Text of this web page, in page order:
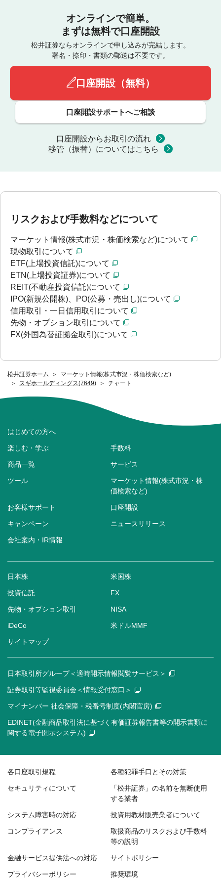
松井証券ホーム
マーケット情報(株式市況・株価検索など)
スギホールディングス(7649)
チャート
オンラインで簡単。
まずは無料で口座開設
松井証券ならオンラインで申し込みが完結します。
署名・捺印・書類の郵送は不要です。
口座開設（無料）
口座開設サポートへご相談
口座開設からお取引の流れ
移管（振替）についてはこちら
リスクおよび手数料などについて
マーケット情報(株式市況・株価検索など)について
現物取引について
ETF(上場投資信託)について
ETN(上場投資証券)について
REIT(不動産投資信託)について
IPO(新規公開株)、PO(公募・売出し)について
信用取引・一日信用取引について
先物・オプション取引について
FX(外国為替証拠金取引)について
はじめての方へ
楽しむ・学ぶ 手数料
商品一覧 サービス
ツール
マーケット情報(株式市況・株
価検索など)
お客様サポート 口座開設
キャンペーン ニュースリリース
会社案内・IR情報
日本株 米国株
投資信託 FX
先物・オプション取引 NISA
iDeCo 米ドルMMF
サイトマップ
日本取引所グループ＜適時開示情報閲覧サービス＞
証券取引等監視委員会＜情報受付窓口＞
マイナンバー 社会保障・税番号制度(内閣官房)
EDINET(金融商品取引法に基づく有価証券報告書等の開示書類に
関する電子開示システム)
各口座取引規程 各種犯罪手口とその対策
セキュリティについて
「松井証券」の名前を無断使用
する業者
システム障害時の対応 投資用教材販売業者について
コンプライアンス
取扱商品のリスクおよび手数料
等の説明
金融サービス提供法への対応 サイトポリシー
プライバシーポリシー 推奨環境